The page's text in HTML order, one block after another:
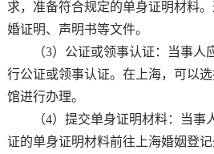
求，准备符合规定的单身证明材料
婚证明、声明书等文件。
（3）公证或领事认证：当事人
行公证或领事认证。在上海，可以
馆进行办理。
（4）提交单身证明材料：当事
证的单身证明材料前往上海婚姻登